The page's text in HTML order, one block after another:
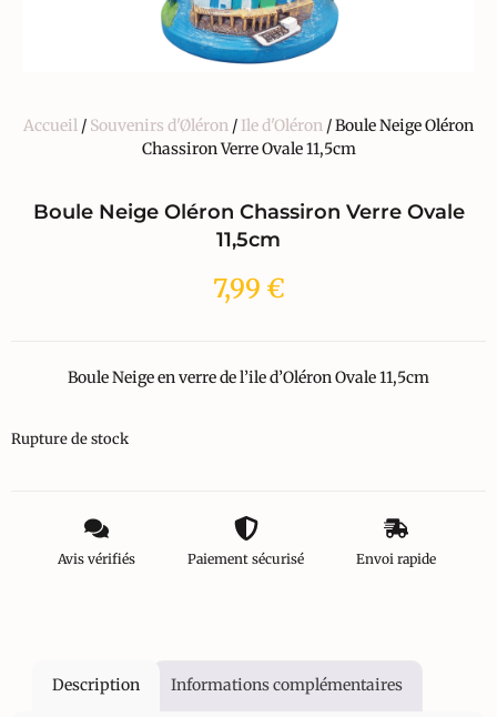
Accueil / Souvenirs d'Øléron / Ile d'Oléron / Boule Neige Oléron
Chassiron Verre Ovale 11,5cm
Boule Neige Oléron Chassiron Verre Ovale
11,5cm
7,99 €
Boule Neige en verre de l’ile d’Oléron Ovale 11,5cm
Rupture de stock
Avis vérifiés Paiement sécurisé Envoi rapide
Description Informations complémentaires